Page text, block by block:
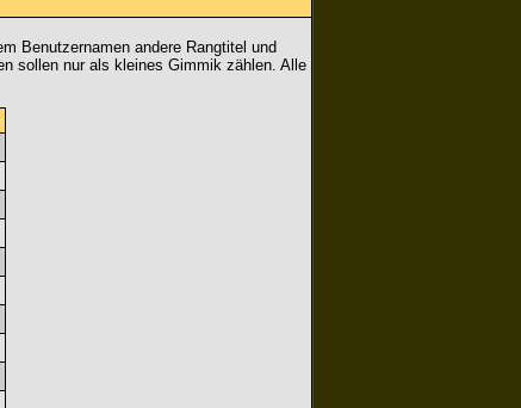
Benutzernamen andere Rangtitel und
sollen nur als kleines Gimmik zählen. Alle